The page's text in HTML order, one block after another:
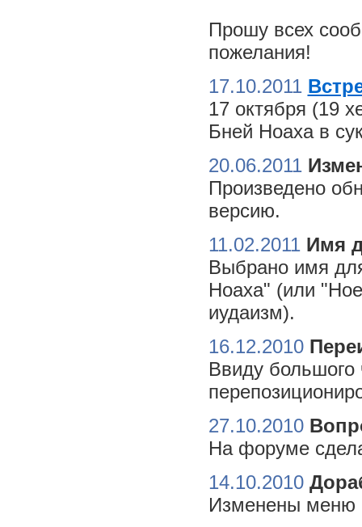
Прошу всех
пожелания!
17.10.2011
17 октября (19
Бней Ноаха в
20.06.2011
Произведено
версию.
11.02.2011 Имя
Выбрано имя
Ноаха" (или
иудаизм).
16.12.2010
Ввиду большого
27.10.2010
На форуме
14.10.2010
Изменены меню